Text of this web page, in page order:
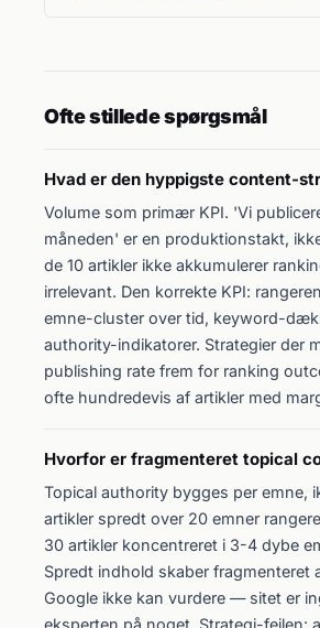
Ofte stillede spørgsmål
Hvad er den hyppigste content-
Volume som primær KPI. 'Vi
måneden' er en produktionstakt,
de 10 artikler ikke akkumulerer
irrelevant. Den korrekte KPI:
emne-cluster over tid, keyword-
authority-indikatorer. Strategier der
publishing rate frem for ranking
ofte hundredevis af artikler med
Hvorfor er fragmenteret topical
Topical authority bygges per emne,
artikler spredt over 20 emner
30 artikler koncentreret i 3-4 dybe
Spredt indhold skaber fragmenteret
Google ikke kan vurdere — sitet er
eksperten på noget. Strategi-fejlen: